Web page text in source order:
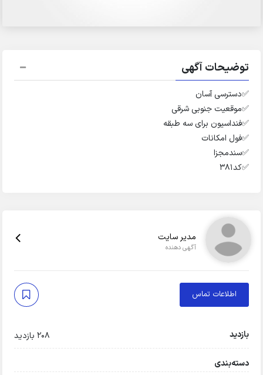
توضیحات آگهی
✅️دسترسی آسان
✅️موقعیت جنوبی شرقی
✅️فنداسیون برای سه طبقه
✅️فول امکانات
✅️سندمجزا
✅️کد۳۸۱
مدیر سایت
آگهی دهنده
اطلاعات تماس
بازدید 208 بازدید
دسته‌بندی